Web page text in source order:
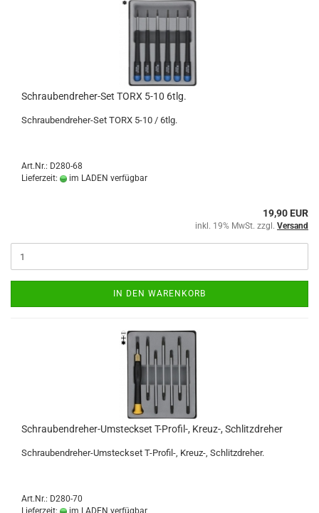
Schraubendreher-Set TORX 5-10 6tlg.
Schraubendreher-Set TORX 5-10 / 6tlg.
Art.Nr.: D280-68
Lieferzeit:
im LADEN verfügbar
19,90 EUR
inkl. 19% MwSt. zzgl. Versand
IN DEN WARENKORB
Schraubendreher-Umsteckset T-Profil-, Kreuz-, Schlitzdreher
Schraubendreher-Umsteckset T-Profil-, Kreuz-, Schlitzdreher.
Art.Nr.: D280-70
Lieferzeit:
im LADEN verfügbar